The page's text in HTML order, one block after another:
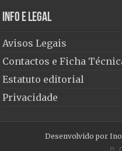
Info e Legal
Avisos Legais
Contactos e Ficha
Estatuto editorial
Privacidade
Desenvolvido por